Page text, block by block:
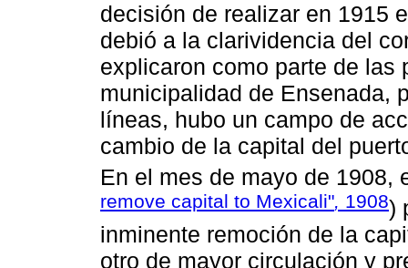
decisión de realizar en 1915
debió a la clarividencia del
explicaron como parte de las
municipalidad de Ensenada,
líneas, hubo un campo de
cambio de la capital del
En el mes de mayo de 1908,
remove capital to Mexicali", 1908)
inminente remoción de la
otro de mayor circulación y